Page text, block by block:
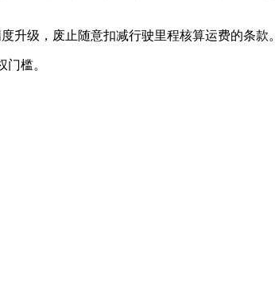
升级，废止随意扣减行驶里程核算运费的条款。
槛。